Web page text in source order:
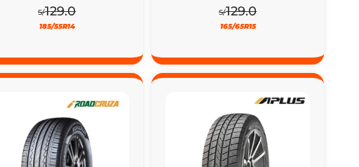
S/129.0
185/55R14
S/129.0
165/65R15